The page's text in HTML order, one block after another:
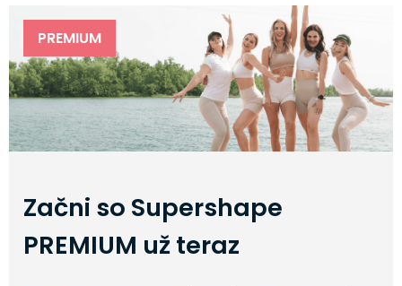
PREMIUM
Začni so Supershape
PREMIUM už teraz